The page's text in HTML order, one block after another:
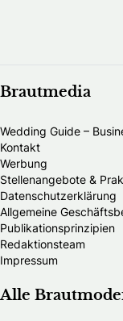
Brautmedia
Wedding Guide –
Kontakt
Werbung
Stellenangebote &
Datenschutzerklärung
Allgemeine
Publikationsprinzipien
Redaktionsteam
Impressum
Alle